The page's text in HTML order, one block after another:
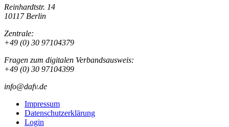
Reinhardtstr. 14
10117 Berlin
Zentrale:
+49 (0) 30 97104379
Fragen zum digitalen Verbandsausweis:
+49 (0) 30 97104399
info@dafv.de
Impressum
Datenschutzerklärung
Login